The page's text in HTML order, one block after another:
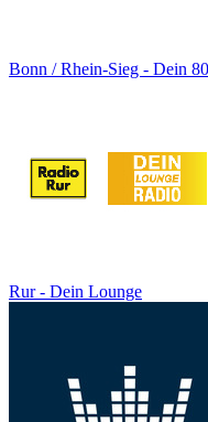
Bonn / Rhein-Sieg - Dein
Rur - Dein Lounge